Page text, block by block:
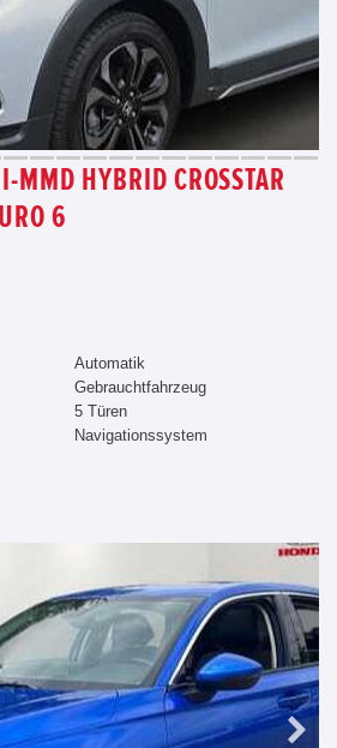
MMD HYBRID CROSSTAR
6
Automatik
Gebrauchtfahrzeug
5 Türen
Navigationssystem